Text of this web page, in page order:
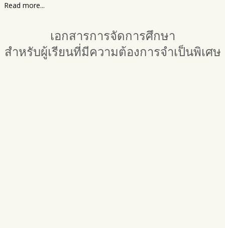
Read more...
เอกสารการจัดการศึกษา
สำหรับผู้เรียนที่มีความต้องการจำเป็นพิเศษ